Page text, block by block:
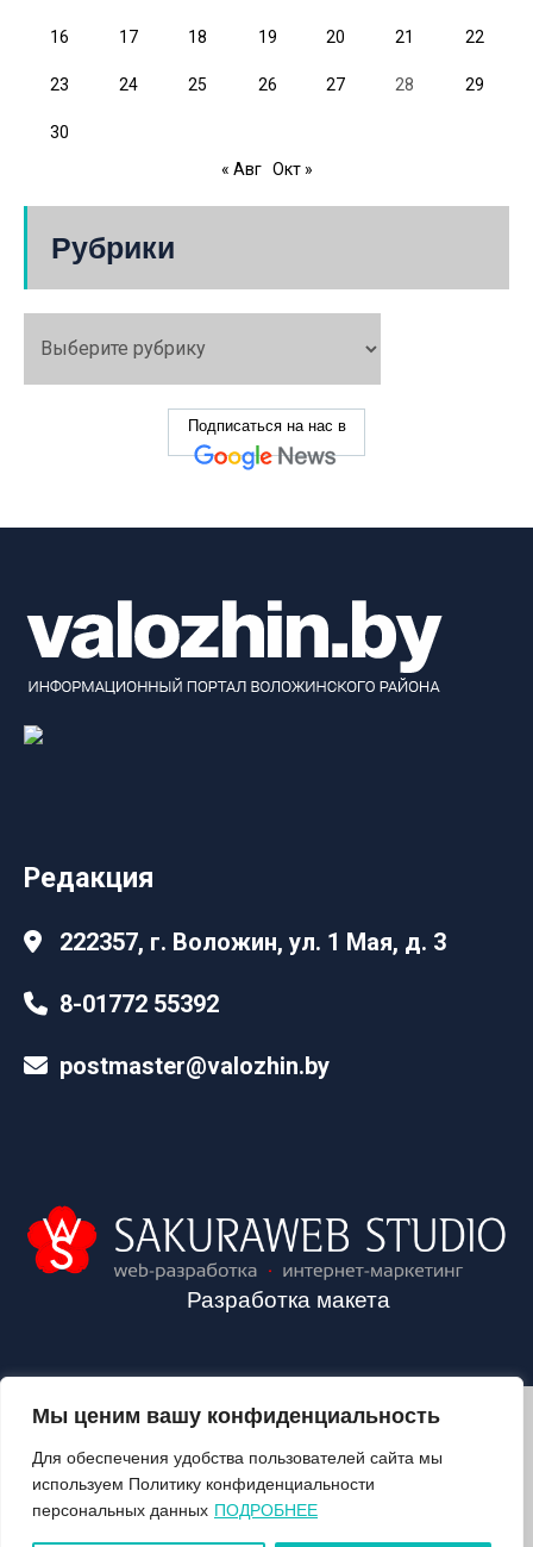
Мы ценим вашу конфиденциальность
Для обеспечения удобства пользователей сайта мы
используем Политику конфиденциальности
персональных данных ПОДРОБНЕЕ
16 17 18 19 20 21 22
23 24 25 26 27 28 29
30
« Авг Окт »
Рубрики
Подписаться на нас в
Редакция
222357, г. Воложин, ул. 1 Мая, д. 3
8-01772 55392
postmaster@valozhin.by
Разработка макета
2024©VALOZHIN.BY - НОВОСТИ ВОЛОЖИНСКОГО РАЙОНА
О ГАЗЕТЕ